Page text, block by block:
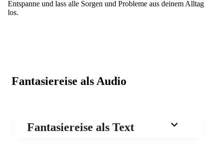
Entspanne und lass alle Sorgen und Probleme aus deinem Alltag
los.
Fantasiereise als Audio
Fantasiereise als Text